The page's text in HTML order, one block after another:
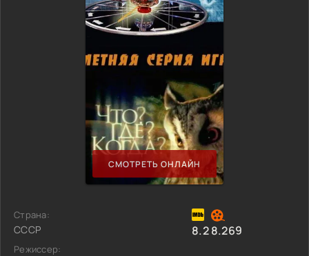
СМОТРЕТЬ ОНЛАЙН
Страна:
СССР
Режиссер:
8.28.269